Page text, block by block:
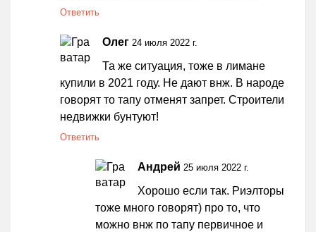
Ответить
Олег 24 июля 2022 г.
Та же ситуация, тоже в лимане
купили в 2021 году. Не дают внж. В народе
говорят то тапу отменят запрет. Строители
недвижки бунтуют!
Ответить
Андрей 25 июля 2022 г.
Хорошо если так. Риэлторы
тоже много говорят) про то, что
можно внж по тапу первичное и